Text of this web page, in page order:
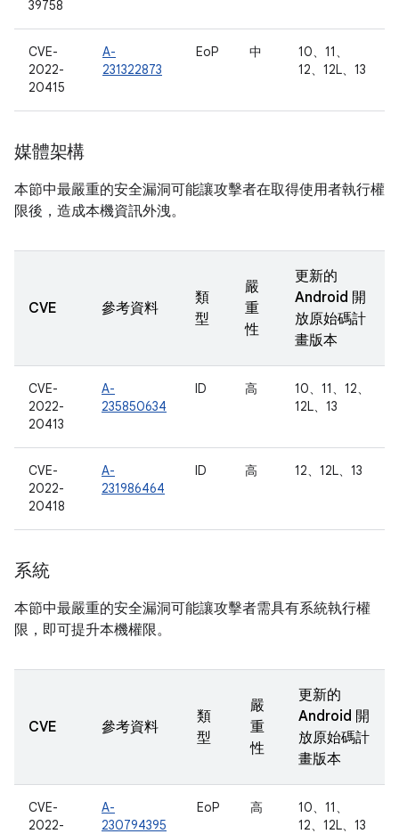
39758
CVE-
2022-
20415
A-
231322873
EoP 中
10、11、
12、12L、13
媒體架構
本節中最嚴重的安全漏洞可能讓攻擊者在取得使用者執行權
限後，造成本機資訊外洩。
CVE 參考資料
類
型
嚴
重
性
更新的
Android 開
放原始碼計
畫版本
CVE-
2022-
20413
A-
235850634
ID 高
10、11、12、
12L、13
CVE-
2022-
20418
A-
231986464
ID 高 12、12L、13
系統
本節中最嚴重的安全漏洞可能讓攻擊者需具有系統執行權
限，即可提升本機權限。
CVE 參考資料
類
型
嚴
重
性
更新的
Android 開
放原始碼計
畫版本
CVE-
2022-
A-
230794395
EoP 高
10、11、
12、12L、13